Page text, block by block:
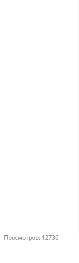
Просмотров: 12736